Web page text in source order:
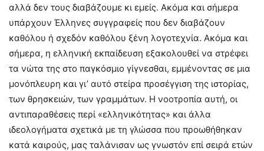
αλλά δεν τους διαβάζουμε κι εμείς. Ακόμα και σήμερα
υπάρχουν Έλληνες συγγραφείς που δεν διαβάζουν
καθόλου ή σχεδόν καθόλου ξένη λογοτεχνία. Ακόμα και
σήμερα, η ελληνική εκπαίδευση εξακολουθεί να στρέφει
τα νώτα της στο παγκόσμιο γίγνεσθαι, εμμένοντας σε μια
μονόπλευρη και γι’ αυτό στείρα προσέγγιση της ιστορίας,
των θρησκειών, των γραμμάτων. Η νοοτροπία αυτή, οι
αντιπαραθέσεις περί «ελληνικότητας» και άλλα
ιδεολογήματα σχετικά με τη γλώσσα που προωθήθηκαν
κατά καιρούς, μας ταλάνισαν ως γνωστόν επί σειρά ετών